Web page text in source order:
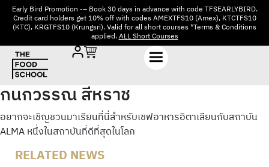
Early Bird Promotion -– Book 30 days in advance with code TFSEARLYBIRD.
Credit card holders get 10% off with codes AMEXTFS10 (Amex), KTCTFS10
(KTC), KRGTFS10 (Krungsri). Valid for all short courses *Terms & Conditions
applied.ALL Short Courses
กนกวรรณ สีหราช
อยากจะเชิญชวนมาเรียนที่นี่สำหรับเชฟอาหารอิตาเลียนกับสถาบัน
ALMA หนึ่งในสถาบันที่ดีที่สุดในโลก
RELATED NEWS